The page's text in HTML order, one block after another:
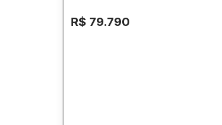
R$ 79.790